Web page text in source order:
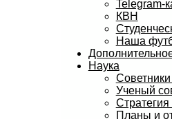
Telegram-
КВН
Наша
Наука
Ученый
Стратегия
Планы и